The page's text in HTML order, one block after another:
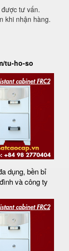
tư vấn.
khi nhận hàng.
tu-ho-so
dụng, bền bỉ
và công ty